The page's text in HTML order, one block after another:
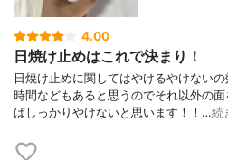
4.00
日焼け止めはこれで決まり！
日焼け止めに関してはやけるやけない
時間などもあると思うのでそれ以外の
ばしっかりやけないと思います！！…続